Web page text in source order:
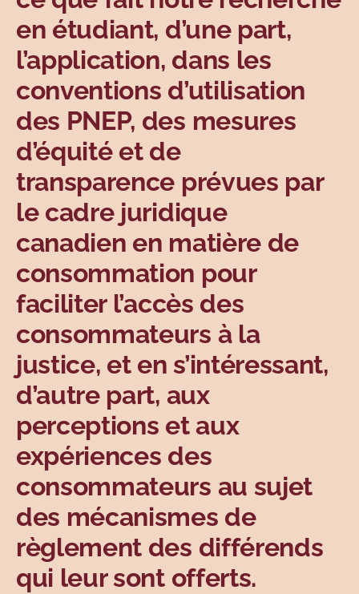
en étudiant, d’une part,
l’application, dans les
conventions d’utilisation
des PNEP, des mesures
d’équité et de
transparence prévues par
le cadre juridique
canadien en matière de
consommation pour
faciliter l’accès des
consommateurs à la
justice, et en s’intéressant,
d’autre part, aux
perceptions et aux
expériences des
consommateurs au sujet
des mécanismes de
règlement des différends
qui leur sont offerts.